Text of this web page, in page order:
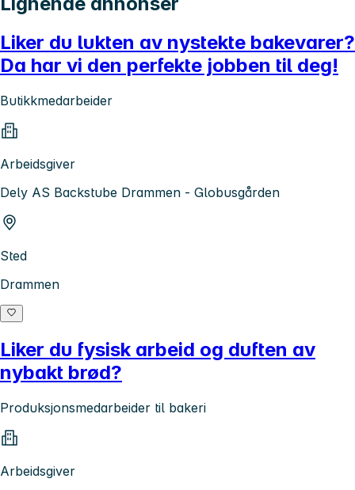
Liker du lukten av nystekte bakevarer?
Da har vi den perfekte jobben til deg!
Butikkmedarbeider
Arbeidsgiver
Dely AS Backstube Drammen - Globusgården
Sted
Drammen
Liker du fysisk arbeid og duften av
nybakt brød?
Produksjonsmedarbeider til bakeri
Arbeidsgiver